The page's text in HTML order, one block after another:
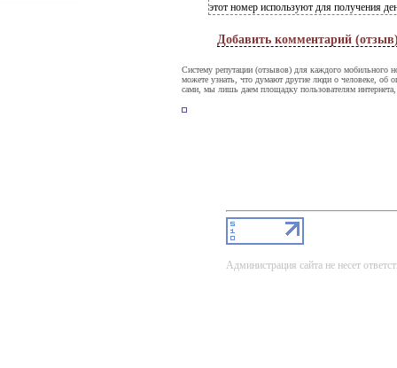
этот номер используют для получения
Добавить комментарий
Систему репутации (отзывов) для каждого
можете узнать, что думают другие люди о человеке, об
сами, мы лишь даем площадку пользователям
Администрация сайта не несет